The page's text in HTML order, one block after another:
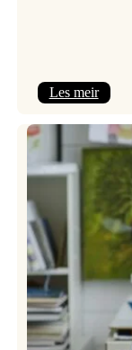
Les meir:
frå
Frøydis